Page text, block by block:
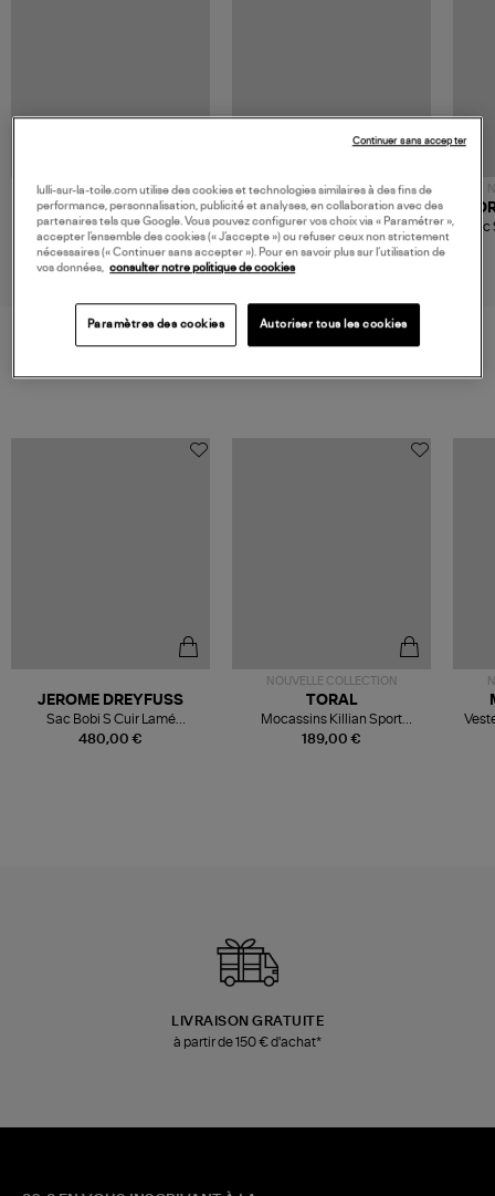
511,00 €
DRAGON DIFFUSION
Sac Santa Croce Cuir Forest
316,00 €
ALIENINA
Sac Bella Mini White Caramel
VOS DERNIERS PRODUITS VUS
480,00 €
JEROME DREYFUSS
Sac Bobi S Cuir Lamé
Champagne
NOUVELLE COLLECTION
189,00 €
TORAL
Mocassins Killian Sport
Mousse
LIVRAISON GRATUITE
à partir de 150 € d'achat*
lulli-sur-la-toile.com utilise des cookies et technologies similaires à des fins de
performance, personnalisation, publicité et analyses, en collaboration avec des
partenaires tels que Google. Vous pouvez configurer vos choix via « Paramétrer »,
accepter l’ensemble des cookies (« J’accepte ») ou refuser ceux non strictement
nécessaires (« Continuer sans accepter »). Pour en savoir plus sur l’utilisation de
vos données, consulter notre politique de cookies
Paramètres des cookies Autoriser tous les cookies
Continuer sans accepter